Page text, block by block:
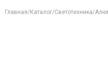
Главная/Каталог/Светотехника/